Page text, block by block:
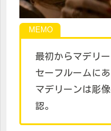
最初からマデリ
セーフルームに
マデリーンは彫
認。